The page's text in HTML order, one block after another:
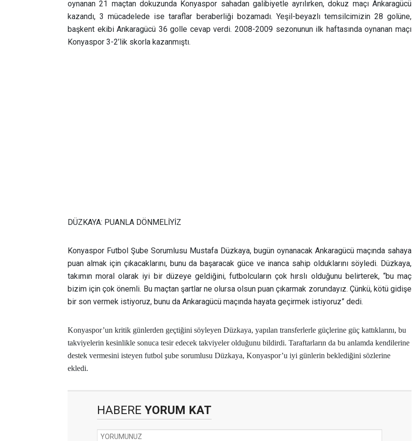
oynanan 21 maçtan dokuzunda Konyaspor sahadan galibiyetle ayrılırken, dokuz maçı Ankaragücü
kazandı, 3 mücadelede ise taraflar beraberliği bozamadı. Yeşil-beyazlı temsilcimizin 28 golüne,
başkent ekibi Ankaragücü 36 golle cevap verdi. 2008-2009 sezonunun ilk haftasında oynanan maçı
Konyaspor 3-2’lik skorla kazanmıştı.
DÜZKAYA: PUANLA DÖNMELİYİZ
Konyaspor Futbol Şube Sorumlusu Mustafa Düzkaya, bugün oynanacak Ankaragücü maçında sahaya
puan almak için çıkacaklarını, bunu da başaracak güce ve inanca sahip olduklarını söyledi. Düzkaya,
takımın moral olarak iyi bir düzeye geldiğini, futbolcuların çok hırslı olduğunu belirterek, “bu maç
bizim için çok önemli. Bu maçtan şartlar ne olursa olsun puan çıkarmak zorundayız. Çünkü, kötü gidişe
bir son vermek istiyoruz, bunu da Ankaragücü maçında hayata geçirmek istiyoruz” dedi.
Konyaspor’un kritik günlerden geçtiğini söyleyen Düzkaya, yapılan transferlerle güçlerine güç kattıklarını, bu
takviyelerin kesinlikle sonuca tesir edecek takviyeler olduğunu bildirdi. Taraftarların da bu anlamda kendilerine
destek vermesini isteyen futbol şube sorumlusu Düzkaya, Konyaspor’u iyi günlerin beklediğini sözlerine
ekledi.
HABERE YORUM KAT